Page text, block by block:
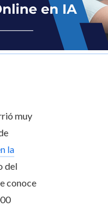
muy
la
del
conoce